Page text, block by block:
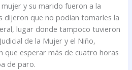
y su marido fueron a la
dijeron que no podían tomarles la
lugar donde tampoco tuvieron
de la Mujer y el Niño,
que esperar más de cuatro horas
de paro.